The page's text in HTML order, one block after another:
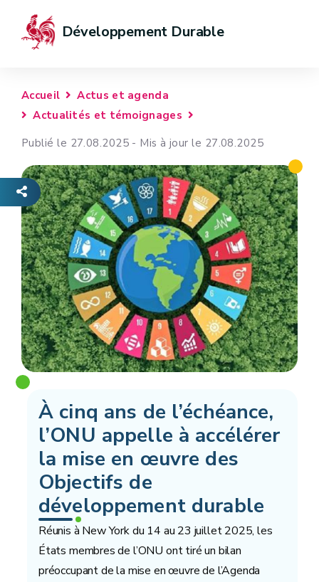
Développement Durable
Accueil
Actus et agenda
Actualités et témoignages
Publié le 27.08.2025 - Mis à jour le 27.08.2025
À cinq ans de l’échéance,
l’ONU appelle à accélérer
la mise en œuvre des
Objectifs de
développement durable
Réunis à New York du 14 au 23 juillet 2025, les
États membres de l’ONU ont tiré un bilan
préoccupant de la mise en œuvre de l’Agenda